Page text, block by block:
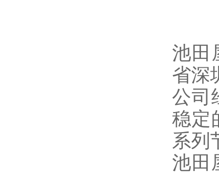
池田
省深
公司
稳定
系列
池田